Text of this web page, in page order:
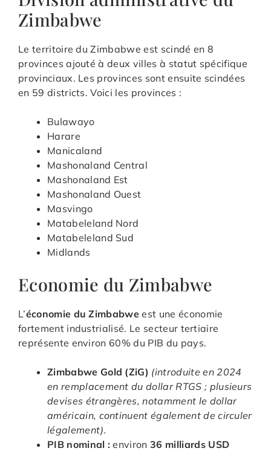
Zimbabwe
Le territoire du Zimbabwe est scindé en 8
provinces ajouté à deux villes à statut spécifique
provinciaux. Les provinces sont ensuite scindées
en 59 districts. Voici les provinces :
Bulawayo
Harare
Manicaland
Mashonaland Central
Mashonaland Est
Mashonaland Ouest
Masvingo
Matabeleland Nord
Matabeleland Sud
Midlands
Economie du Zimbabwe
L’économie du Zimbabweest une économie
fortement industrialisé. Le secteur tertiaire
représente environ 60% du PIB du pays.
Zimbabwe Gold (ZiG) (introduite en 2024
en remplacement du dollar RTGS ; plusieurs
devises étrangères, notamment le dollar
américain, continuent également de circuler
légalement).
PIB nominal : environ36 milliards USD